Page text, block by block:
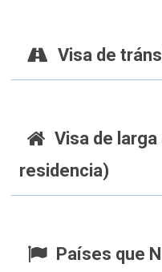
Visa de
Visa de
residencia)
Países que